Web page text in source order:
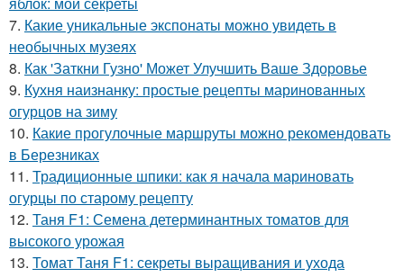
7. Какие уникальные экспонаты можно увидеть в
необычных музеях
8. Как 'Заткни Гузно' Может Улучшить Ваше Здоровье
9. Кухня наизнанку: простые рецепты маринованных
огурцов на зиму
10. Какие прогулочные маршруты можно рекомендовать
в Березниках
11. Традиционные шпики: как я начала мариновать
огурцы по старому рецепту
12. Таня F1: Семена детерминантных томатов для
высокого урожая
13. Томат Таня F1: секреты выращивания и ухода